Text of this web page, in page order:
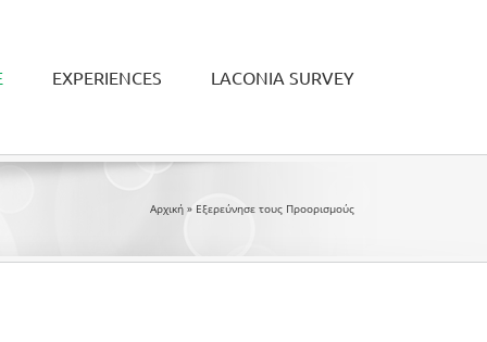
EXPERIENCES LACONIA SURVEY
Αρχική » Εξερεύνησε τους Προορισμούς